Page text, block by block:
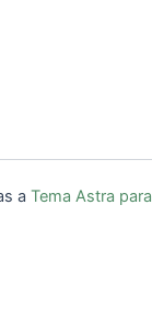
a Tema Astra para